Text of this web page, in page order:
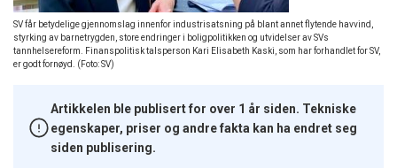
SV får betydelige gjennomslag innenfor industrisatsning på blant annet flytende havvind,
styrking av barnetrygden, store endringer i boligpolitikken og utvidelser av SVs
tannhelsereform. Finanspolitisk talsperson Kari Elisabeth Kaski, som har forhandlet for SV,
er godt fornøyd. (Foto: SV)
Artikkelen ble publisert for over 1 år siden. Tekniske
egenskaper, priser og andre fakta kan ha endret seg
siden publisering.